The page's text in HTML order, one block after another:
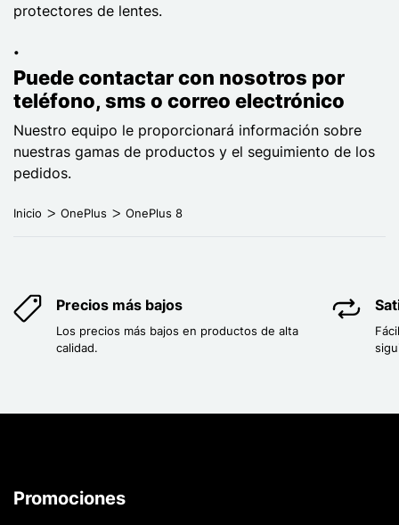
protectores de lentes.
.
Puede contactar con nosotros por
teléfono, sms o correo electrónico
Nuestro equipo le proporcionará información sobre
nuestras gamas de productos y el seguimiento de los
pedidos.
Inicio OnePlus OnePlus 8
Precios más bajos
Los precios más bajos en productos de alta
calidad.
Promociones